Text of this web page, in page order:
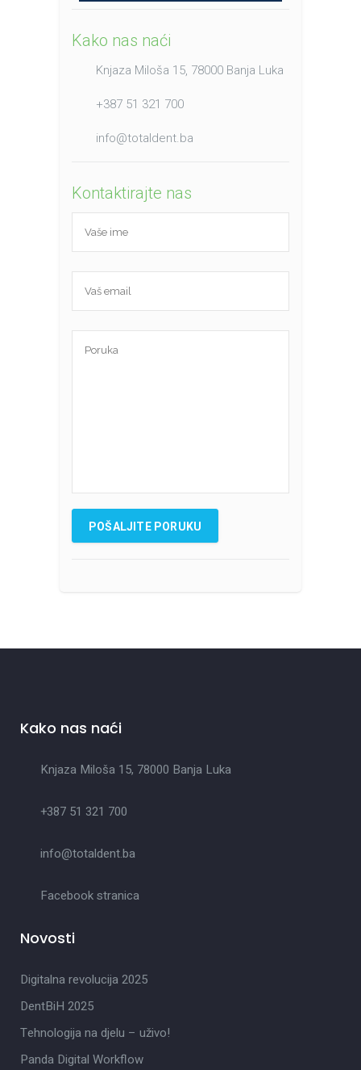
Kako nas naći
Knjaza Miloša 15, 78000 Banja Luka
+387 51 321 700
info@totaldent.ba
Kontaktirajte nas
Kako nas naći
Knjaza Miloša 15, 78000 Banja Luka
+387 51 321 700
info@totaldent.ba
Facebook stranica
Novosti
Digitalna revolucija 2025
DentBiH 2025
Tehnologija na djelu – uživo!
Panda Digital Workflow